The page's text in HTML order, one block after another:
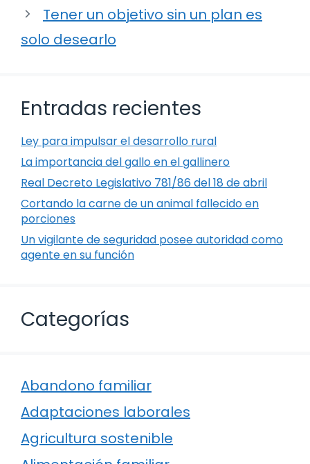
Tener un objetivo sin un plan es
solo desearlo
Entradas recientes
Ley para impulsar el desarrollo rural
La importancia del gallo en el gallinero
Real Decreto Legislativo 781/86 del 18 de abril
Cortando la carne de un animal fallecido en
porciones
Un vigilante de seguridad posee autoridad como
agente en su función
Categorías
Abandono familiar
Adaptaciones laborales
Agricultura sostenible